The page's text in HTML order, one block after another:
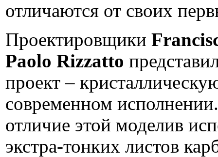
отличаются от своих
Проектировщики
Paolo Rizzatto
проект –
современном
отличие этой моделив
экстра-тонких листов